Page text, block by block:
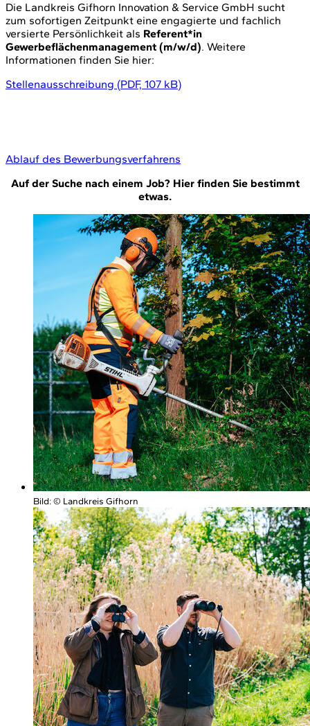
Die Landkreis Gifhorn Innovation & Service GmbH sucht
zum sofortigen Zeitpunkt eine engagierte und fachlich
versierte Persönlichkeit als Referent*in
Gewerbeflächenmanagement (m/w/d). Weitere
Informationen finden Sie hier:
Stellenausschreibung (PDF, 107 kB)
Ablauf des Bewerbungsverfahrens
Auf der Suche nach einem Job? Hier finden Sie bestimmt
etwas.
Bild:© Landkreis Gifhorn